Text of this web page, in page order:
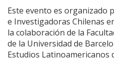
Este evento es organizado
e Investigadoras Chilenas
la colaboración de la
de la Universidad de
Estudios Latinoamericanos